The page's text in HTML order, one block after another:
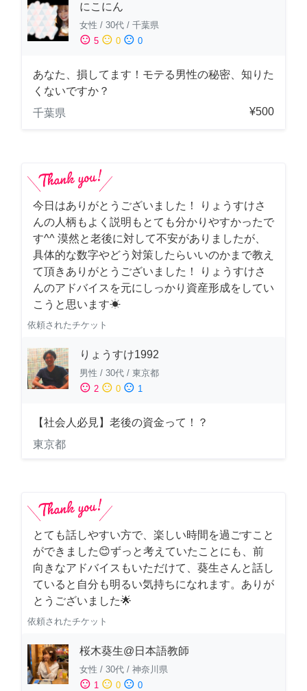
にこにん
女性 / 30代 / 千葉県
sentiment_satisfied 5 sentiment_neutral 0 sentiment_dissatisfied 0
あなた、損してます！モテる男性の秘密、知りた
くないですか？
千葉県
¥500
今日はありがとうございました！ りょうすけさ
んの人柄もよく説明もとても分かりやすかったで
す^^ 漠然と老後に対して不安がありましたが、
具体的な数字やどう対策したらいいのかまで教え
て頂きありがとうございました！ りょうすけさ
んのアドバイスを元にしっかり資産形成をしてい
こうと思います☀︎
依頼されたチケット
りょうすけ1992
男性 / 30代 / 東京都
sentiment_satisfied 2 sentiment_neutral 0 sentiment_dissatisfied 1
【社会人必見】老後の資金って！？
東京都
とても話しやすい方で、楽しい時間を過ごすこと
ができました😊ずっと考えていたことにも、前
向きなアドバイスもいただけて、葵生さんと話し
ていると自分も明るい気持ちになれます。ありが
とうございました🌟
依頼されたチケット
桜木葵生@日本語教師
女性 / 30代 / 神奈川県
sentiment_satisfied 1 sentiment_neutral 0 sentiment_dissatisfied 0